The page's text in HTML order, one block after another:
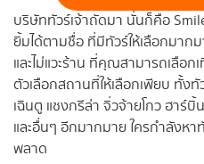
บริษัททัวร์เจ้าถัดมา นั่นก็คือ
ยิ้มได้ตามชื่อ ที่มีทัวร์ให้เลือกมาก
และไม่แวะร้าน ที่คุณสามารถเลือ
ตัวเลือกสถานที่ให้เลือกเพียบ ทั้งทั
เฉินตู แชงกรีล่า จิ่วจ้ายโกว ฮาร์บิ้
และอื่นๆ อีกมากมาย ใครกำลังหา
พลาด